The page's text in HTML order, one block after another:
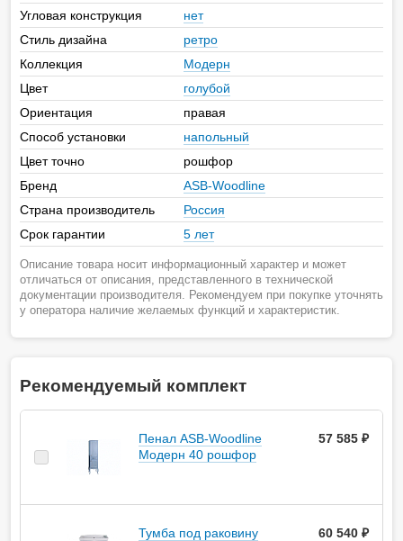
Угловая конструкция
нет
Стиль дизайна
ретро
Коллекция
Модерн
Цвет
голубой
Ориентация
правая
Способ установки
напольный
Цвет точно
рошфор
Бренд
ASB-Woodline
Страна производитель
Россия
Срок гарантии
5 лет
Описание товара носит информационный характер и может
отличаться от описания, представленного в технической
документации производителя. Рекомендуем при покупке уточнять
у оператора наличие желаемых функций и характеристик.
Рекомендуемый комплект
Пенал ASB-Woodline
Модерн 40 рошфор
57 585 ₽
Тумба под раковину 60 540 ₽